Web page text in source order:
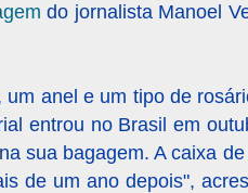
do jornalista Manoel
anel e um tipo de
entrou no Brasil em
sua bagagem. A caixa
de um ano depois",